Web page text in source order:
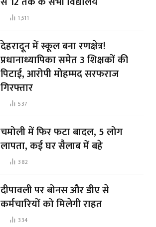
1,511
देहरादून में स्कूल बना रणक्षेत्र!
प्रधानाध्यापिका समेत 3 शिक्षकों की
पिटाई, आरोपी मोहम्मद सरफराज
गिरफ्तार
537
चमोली में फिर फटा बादल, 5 लोग
लापता, कई घर सैलाब में बहे
382
दीपावली पर बोनस और डीए से
कर्मचारियों को मिलेगी राहत
334